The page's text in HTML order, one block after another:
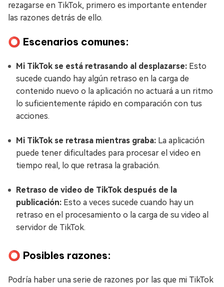
rezagarse en TikTok, primero es importante entender
las razones detrás de ello.
⭕ Escenarios comunes:
Mi TikTok se está retrasando al desplazarse: Esto
sucede cuando hay algún retraso en la carga de
contenido nuevo o la aplicación no actuará a un ritmo
lo suficientemente rápido en comparación con tus
acciones.
Mi TikTok se retrasa mientras graba: La aplicación
puede tener dificultades para procesar el video en
tiempo real, lo que retrasa la grabación.
Retraso de video de TikTok después de la
publicación: Esto a veces sucede cuando hay un
retraso en el procesamiento o la carga de su video al
servidor de TikTok.
⭕ Posibles razones:
Podría haber una serie de razones por las que mi TikTok